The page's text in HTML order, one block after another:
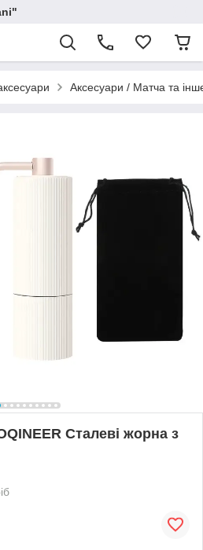
Аксесуари / Матча та
Сталеві жорна з